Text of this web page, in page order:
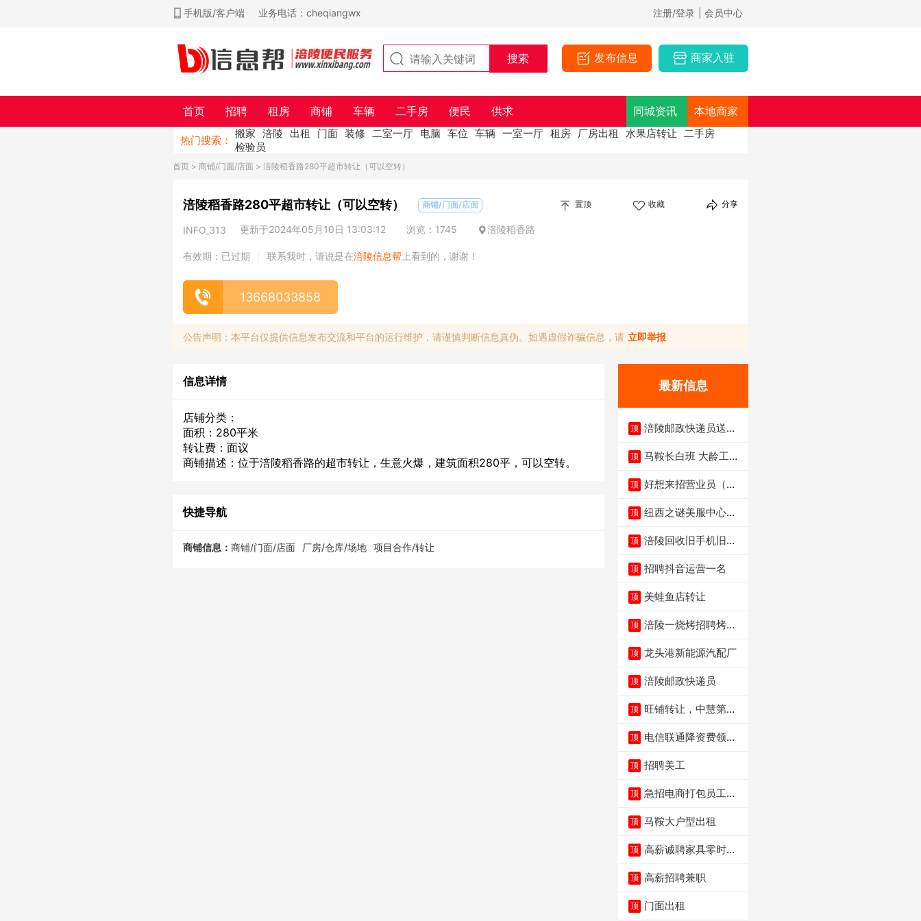
手机版/客户端 业务电话：cheqiangwx 注册/登录 | 会员中心
发布信息 商家入驻
首页 招聘 租房 商铺 车辆 二手房 便民 供求 同城资讯 本地商家
热门搜索：
搬家 涪陵 出租 门面 装修 二室一厅 电脑 车位 车辆 一室一厅 租房 厂房出租 水果店转让 二手房
检验员
首页 > 商铺/门面/店面 > 涪陵稻香路280平超市转让（可以空转）
涪陵稻香路280平超市转让（可以空转） 商铺/门面/店面 置顶 收藏 分享
INFO_313 更新于2024年05月10日 13:03:12 浏览：1745 涪陵稻香路
有效期：已过期 联系我时，请说是在涪陵信息帮 上看到的，谢谢！
13668033858
公告声明：本平台仅提供信息发布交流和平台的运行维护，请谨慎判断信息真伪。如遇虚假诈骗信息，请 立即举报
信息详情
店铺分类：
面积：280平米
转让费：面议
商铺描述：位于涪陵稻香路的超市转让，生意火爆，建筑面积280平，可以空转。
快捷导航
商铺信息： 商铺/门面/店面 厂房/仓库/场地 项目合作/转让
最新信息
顶 涪陵邮政快递员送货
顶 马鞍长白班 大龄工大
顶 好想来招营业员（不
顶 纽西之谜美服中心招
顶 涪陵回收旧手机旧电
顶 招聘抖音运营一名
顶 美蛙鱼店转让
顶 涪陵一烧烤招聘烤工
顶 龙头港新能源汽配厂
顶 涪陵邮政快递员
顶 旺铺转让，中慧第一
顶 电信联通降资费领价
顶 招聘美工
顶 急招电商打包员工作
顶 马鞍大户型出租
顶 高薪诚聘家具零时促
顶 高薪招聘兼职
顶 门面出租